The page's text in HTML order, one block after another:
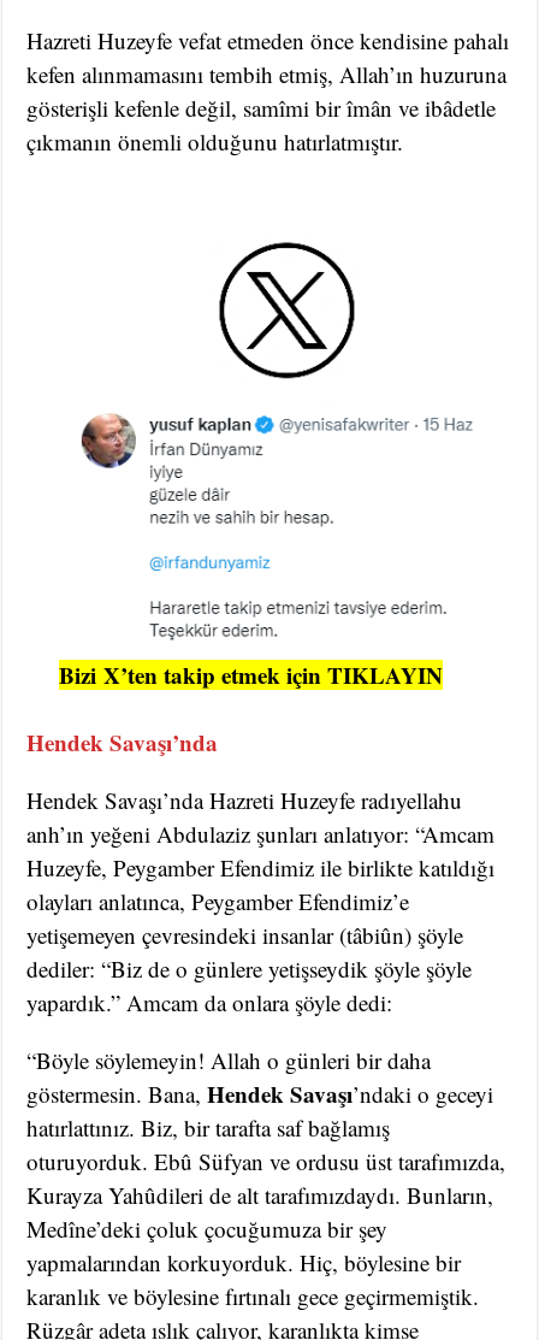
Hazreti Huzeyfe vefat etmeden önce kendisine pahalı
kefen alınmamasını tembih etmiş, Allah’ın huzuruna
gösterişli kefenle değil, samîmi bir îmân ve ibâdetle
çıkmanın önemli olduğunu hatırlatmıştır.
Bizi X’ten takip etmek için TIKLAYIN
Hendek Savaşı’nda
Hendek Savaşı’nda Hazreti Huzeyfe radıyellahu
anh’ın yeğeni Abdulaziz şunları anlatıyor: “Amcam
Huzeyfe, Peygamber Efendimiz ile birlikte katıldığı
olayları anlatınca, Peygamber Efendimiz’e
yetişemeyen çevresindeki insanlar (tâbiûn) şöyle
dediler: “Biz de o günlere yetişseydik şöyle şöyle
yapardık.” Amcam da onlara şöyle dedi:
“Böyle söylemeyin! Allah o günleri bir daha
göstermesin. Bana,Hendek Savaşı’ndaki o geceyi
hatırlattınız. Biz, bir tarafta saf bağlamış
oturuyorduk. Ebû Süfyan ve ordusu üst tarafımızda,
Kurayza Yahûdileri de alt tarafımızdaydı. Bunların,
Medîne’deki çoluk çocuğumuza bir şey
yapmalarından korkuyorduk. Hiç, böylesine bir
karanlık ve böylesine fırtınalı gece geçirmemiştik.
Rüzgâr adeta ıslık çalıyor, karanlıkta kimse